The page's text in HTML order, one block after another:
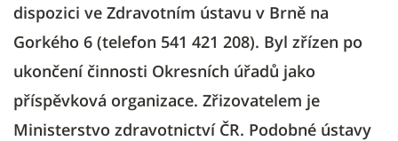
dispozici ve Zdravotním ústavu v Brně na
Gorkého 6 (telefon 541 421 208). Byl zřízen po
ukončení činnosti Okresních úřadů jako
příspěvková organizace. Zřizovatelem je
Ministerstvo zdravotnictví ČR. Podobné ústavy